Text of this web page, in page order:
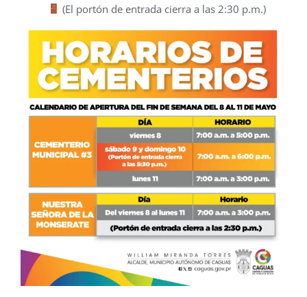
(El portón de entrada cierra a las 2:30 p.m.)